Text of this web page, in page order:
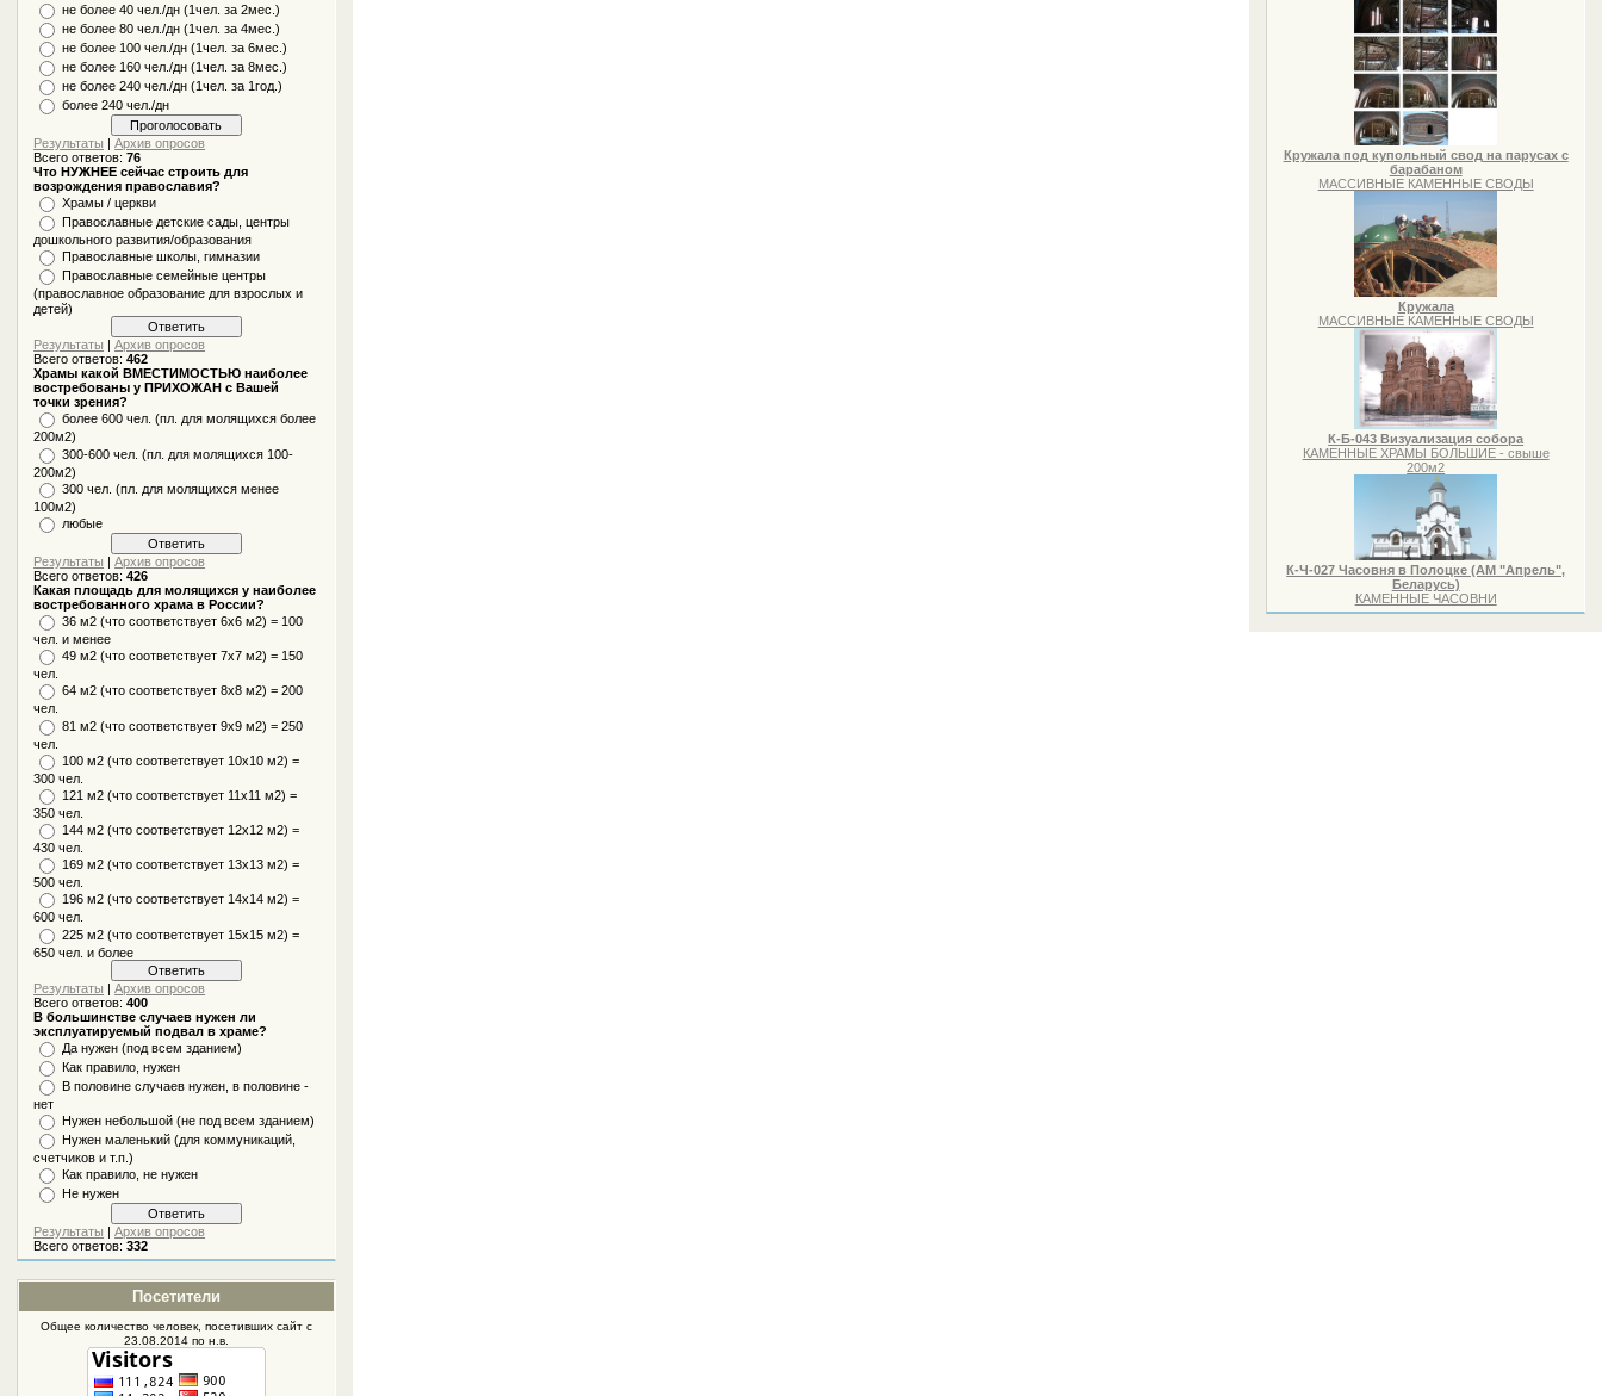
не более 40 чел./дн (1чел. за 2мес.)
не более 80 чел./дн (1чел. за 4мес.)
не более 100 чел./дн (1чел. за 6мес.)
не более 160 чел./дн (1чел. за 8мес.)
не более 240 чел./дн (1чел. за 1год.)
более 240 чел./дн
Результаты |Архив опросов
Всего ответов:76
Что НУЖНЕЕ сейчас строить для
возрождения православия?
Храмы / церкви
Православные детские сады, центры
дошкольного развития/образования
Православные школы, гимназии
Православные семейные центры
(православное образование для взрослых и
детей)
Результаты |Архив опросов
Всего ответов:462
Храмы какой ВМЕСТИМОСТЬЮ наиболее
востребованы у ПРИХОЖАН с Вашей
точки зрения?
более 600 чел. (пл. для молящихся более
200м2)
300-600 чел. (пл. для молящихся 100-
200м2)
300 чел. (пл. для молящихся менее
100м2)
любые
Результаты |Архив опросов
Всего ответов:426
Какая площадь для молящихся у наиболее
востребованного храма в России?
36 м2 (что соответствует 6x6 м2) = 100
чел. и менее
49 м2 (что соответствует 7x7 м2) = 150
чел.
64 м2 (что соответствует 8x8 м2) = 200
чел.
81 м2 (что соответствует 9х9 м2) = 250
чел.
100 м2 (что соответствует 10x10 м2) =
300 чел.
121 м2 (что соответствует 11х11 м2) =
350 чел.
144 м2 (что соответствует 12х12 м2) =
430 чел.
169 м2 (что соответствует 13х13 м2) =
500 чел.
196 м2 (что соответствует 14х14 м2) =
600 чел.
225 м2 (что соответствует 15х15 м2) =
650 чел. и более
Результаты |Архив опросов
Всего ответов:400
В большинстве случаев нужен ли
эксплуатируемый подвал в храме?
Да нужен (под всем зданием)
Как правило, нужен
В половине случаев нужен, в половине -
нет
Нужен небольшой (не под всем зданием)
Нужен маленький (для коммуникаций,
счетчиков и т.п.)
Как правило, не нужен
Не нужен
Результаты |Архив опросов
Всего ответов:332
Посетители
Общее количество человек, посетивших сайт с
23.08.2014 по н.в.
Кружала под купольный свод на парусах с
барабаном
МАССИВНЫЕ КАМЕННЫЕ СВОДЫ
Кружала
МАССИВНЫЕ КАМЕННЫЕ СВОДЫ
К-Б-043 Визуализация собора
КАМЕННЫЕ ХРАМЫ БОЛЬШИЕ - свыше
200м2
К-Ч-027 Часовня в Полоцке (АМ "Апрель",
Беларусь)
КАМЕННЫЕ ЧАСОВНИ